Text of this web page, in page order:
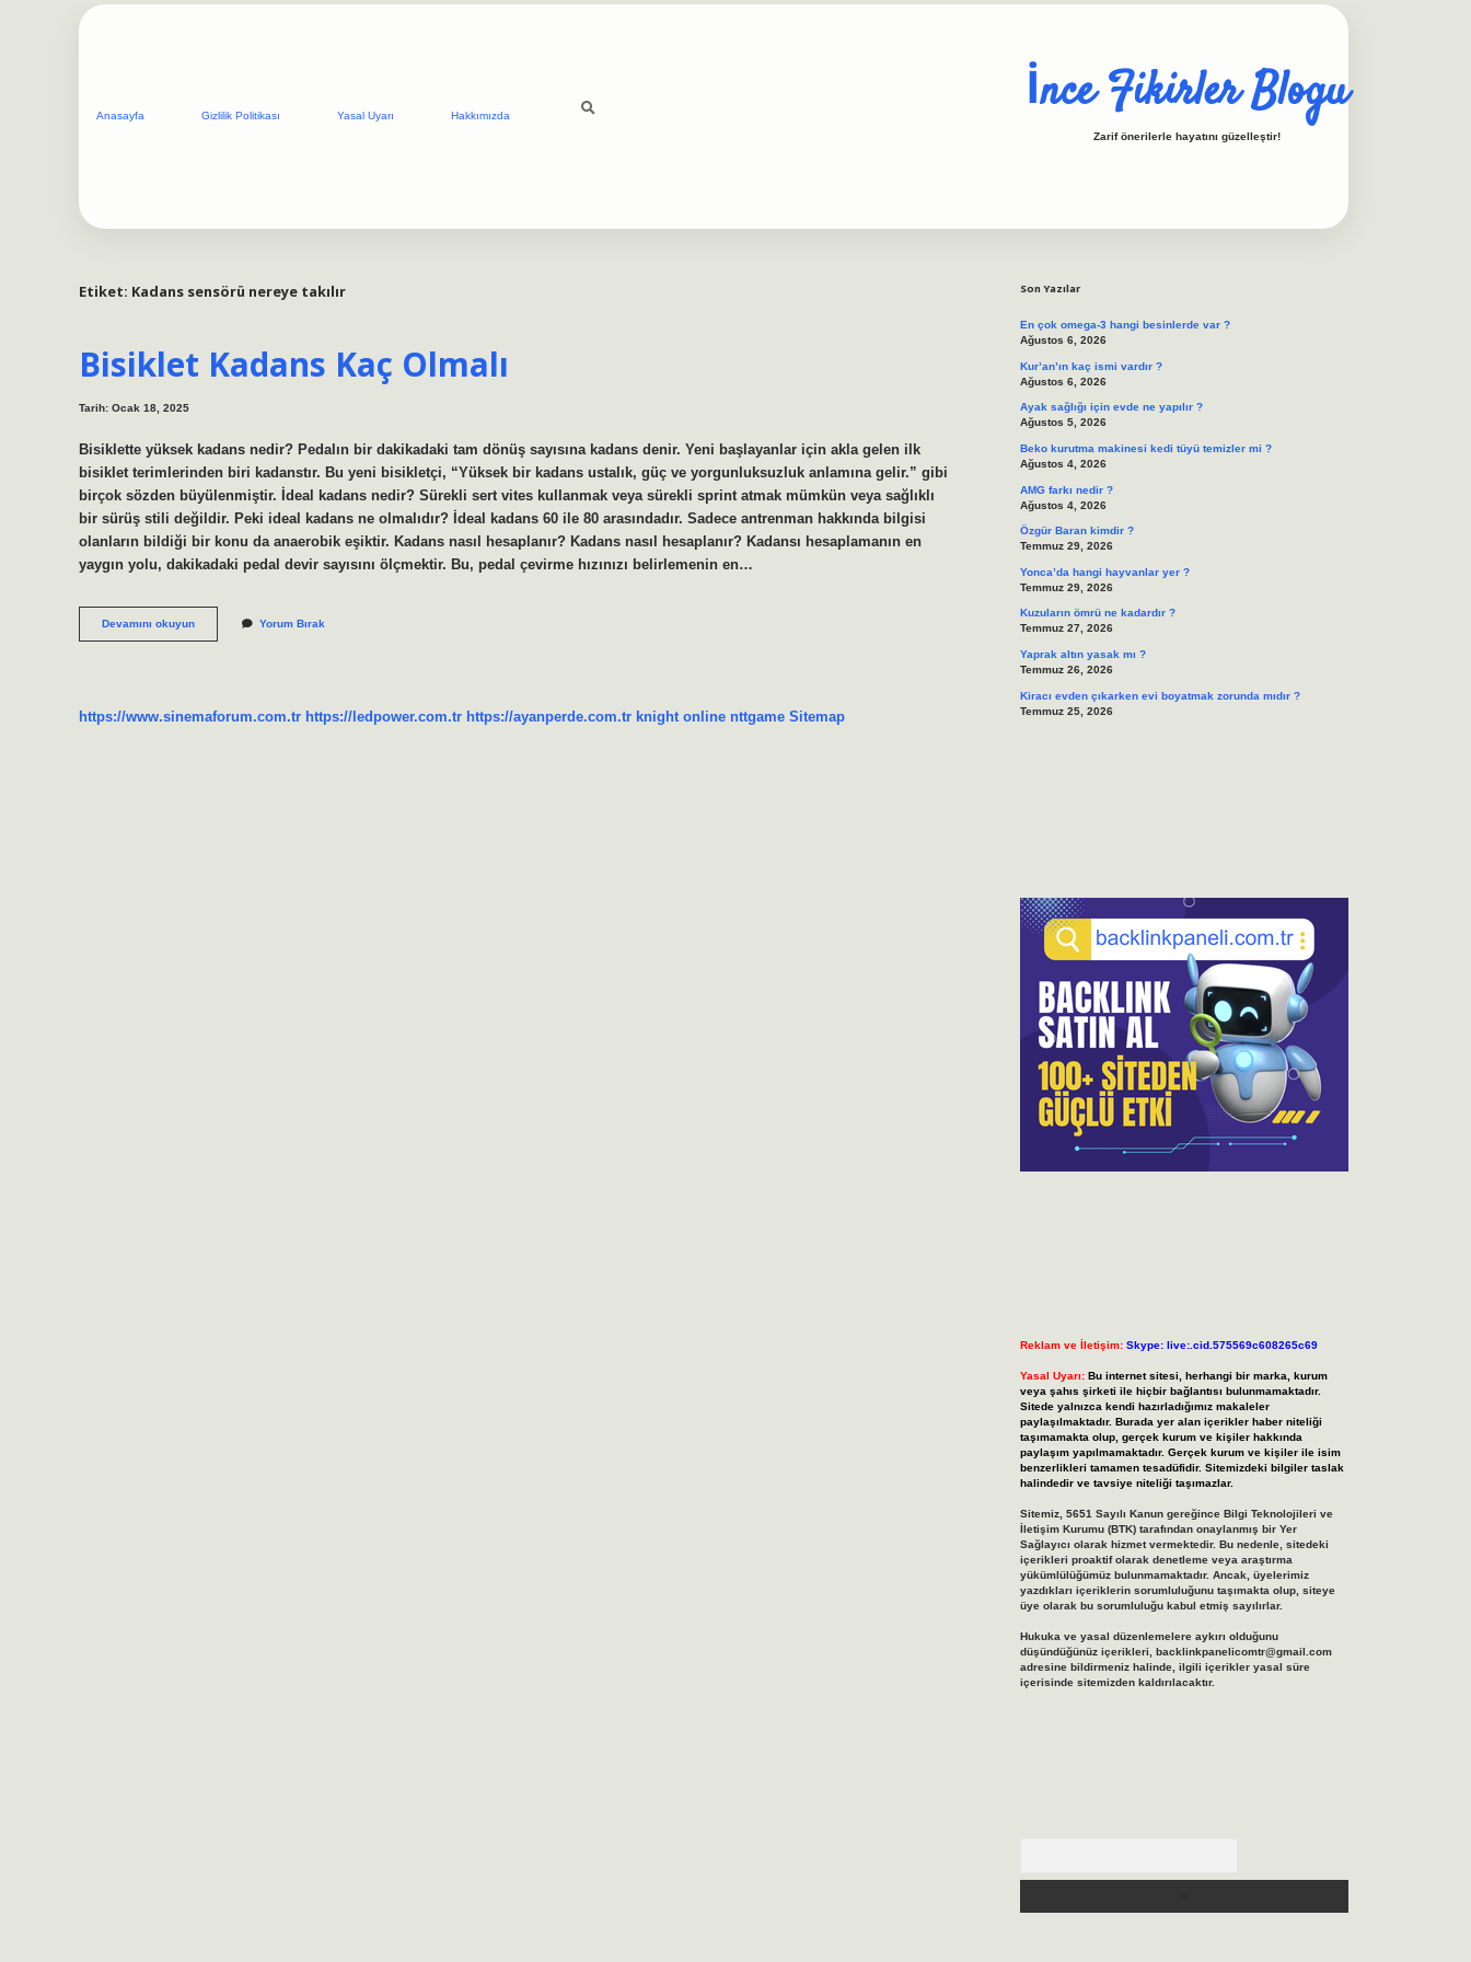
Anasayfa Gizlilik Politikası Yasal Uyarı Hakkımızda İnce Fikirler Blogu
Zarif önerilerle hayatını güzelleştir!
Etiket: Kadans sensörü nereye takılır
Bisiklet Kadans Kaç Olmalı
Tarih: Ocak 18, 2025
Bisiklette yüksek kadans nedir? Pedalın bir dakikadaki tam dönüş sayısına kadans denir. Yeni başlayanlar için akla gelen ilk
bisiklet terimlerinden biri kadanstır. Bu yeni bisikletçi, “Yüksek bir kadans ustalık, güç ve yorgunluksuzluk anlamına gelir.” gibi
birçok sözden büyülenmiştir. İdeal kadans nedir? Sürekli sert vites kullanmak veya sürekli sprint atmak mümkün veya sağlıklı
bir sürüş stili değildir. Peki ideal kadans ne olmalıdır? İdeal kadans 60 ile 80 arasındadır. Sadece antrenman hakkında bilgisi
olanların bildiği bir konu da anaerobik eşiktir. Kadans nasıl hesaplanır? Kadans nasıl hesaplanır? Kadansı hesaplamanın en
yaygın yolu, dakikadaki pedal devir sayısını ölçmektir. Bu, pedal çevirme hızınızı belirlemenin en…
Devamını okuyunBisiklet
Kadans
Yorum Bırak
https://www.sinemaforum.com.tr https://ledpower.com.tr https://ayanperde.com.tr knight online nttgame Sitemap
Son Yazılar
En çok omega-3 hangi besinlerde var ?
Ağustos 6, 2026
Kur’an’ın kaç ismi vardır ?
Ağustos 6, 2026
Ayak sağlığı için evde ne yapılır ?
Ağustos 5, 2026
Beko kurutma makinesi kedi tüyü temizler mi ?
Ağustos 4, 2026
AMG farkı nedir ?
Ağustos 4, 2026
Özgür Baran kimdir ?
Temmuz 29, 2026
Yonca’da hangi hayvanlar yer ?
Temmuz 29, 2026
Kuzuların ömrü ne kadardır ?
Temmuz 27, 2026
Yaprak altın yasak mı ?
Temmuz 26, 2026
Kiracı evden çıkarken evi boyatmak zorunda mıdır ?
Temmuz 25, 2026
Reklam ve İletişim: Skype: live:.cid.575569c608265c69
Yasal Uyarı: Bu internet sitesi, herhangi bir marka, kurum
veya şahıs şirketi ile hiçbir bağlantısı bulunmamaktadır.
Sitede yalnızca kendi hazırladığımız makaleler
paylaşılmaktadır. Burada yer alan içerikler haber niteliği
taşımamakta olup, gerçek kurum ve kişiler hakkında
paylaşım yapılmamaktadır. Gerçek kurum ve kişiler ile isim
benzerlikleri tamamen tesadüfidir. Sitemizdeki bilgiler taslak
halindedir ve tavsiye niteliği taşımazlar.
Sitemiz, 5651 Sayılı Kanun gereğince Bilgi Teknolojileri ve
İletişim Kurumu (BTK) tarafından onaylanmış bir Yer
Sağlayıcı olarak hizmet vermektedir. Bu nedenle, sitedeki
içerikleri proaktif olarak denetleme veya araştırma
yükümlülüğümüz bulunmamaktadır. Ancak, üyelerimiz
yazdıkları içeriklerin sorumluluğunu taşımakta olup, siteye
üye olarak bu sorumluluğu kabul etmiş sayılırlar.
Hukuka ve yasal düzenlemelere aykırı olduğunu
düşündüğünüz içerikleri, backlinkpanelicomtr@gmail.com
adresine bildirmeniz halinde, ilgili içerikler yasal süre
içerisinde sitemizden kaldırılacaktır.